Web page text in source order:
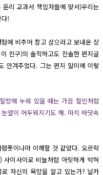
리 교과서 책임자들에 맞서)우리는
!
에 비추어 참고 삼으라고 보내온 상
친구)의 솔직하고도 진솔한 편지글
안겨주었다. 그는 편지 말미에 이렇
방에 누워 있을 때는 가끔 철인처럼
앞이 어두워지기도 해. 마치 바닷속
풋이나마 이해할 것 같았다. 오르락
이사이로 비늘처럼 아릿하게 박혀
자신의 욕망을 알고 있는가? 날카